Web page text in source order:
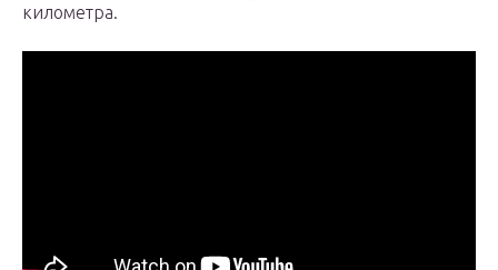
километра.